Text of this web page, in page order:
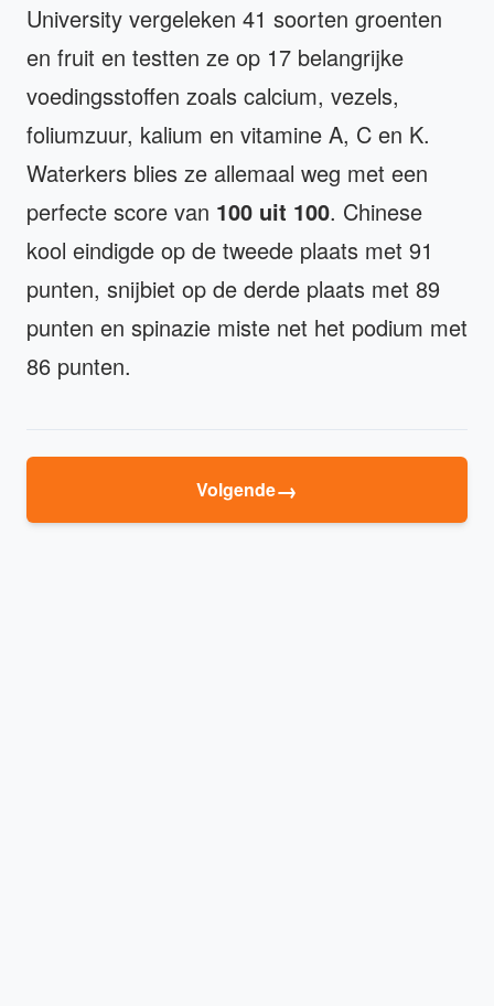
University vergeleken 41 soorten groenten
en fruit en testten ze op 17 belangrijke
voedingsstoffen zoals calcium, vezels,
foliumzuur, kalium en vitamine A, C en K.
Waterkers blies ze allemaal weg met een
perfecte score van 100 uit 100. Chinese
kool eindigde op de tweede plaats met 91
punten, snijbiet op de derde plaats met 89
punten en spinazie miste net het podium met
86 punten.
Volgende→